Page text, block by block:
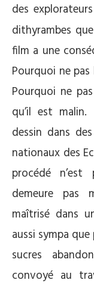
des
dithyrambes
film a une
Pourquoi ne
Pourquoi ne
qu’il est
dessin dans
nationaux des
procédé
demeure pas
maîtrisé dans
aussi sympa
sucres
convoyé au